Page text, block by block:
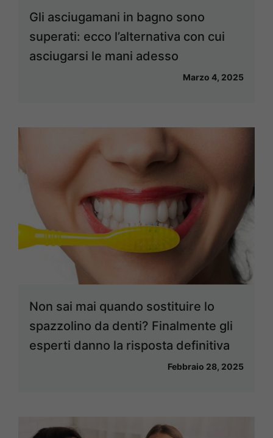
Gli asciugamani in bagno sono
superati: ecco l’alternativa con cui
asciugarsi le mani adesso
Marzo 4, 2025
Non sai mai quando sostituire lo
spazzolino da denti? Finalmente gli
esperti danno la risposta definitiva
Febbraio 28, 2025